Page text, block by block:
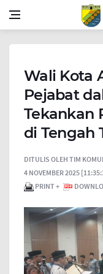
Wali Kota
Pejabat
Tekankan
di Tengah
DITULIS OLEH TIM
4 NOVEMBER 2025
PRINT +